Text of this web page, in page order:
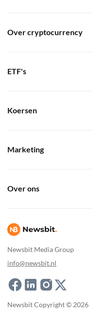
Newsbit Media Group
info@newsbit.nl
Over cryptocurrency
ETF's
Koersen
Marketing
Over ons
Newsbit Copyright © 2026